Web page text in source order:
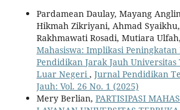
Pardamean Daulay, Mayang
Hikmah Zikriyani, Ahmad Syaikhu,
Rakhmawati Rosadi, Mutiara Ulfah,
Mahasiswa: Implikasi Peningkatan
Pendidikan Jarak Jauh
Luar Negeri , Jurnal Pendidikan
Jauh: Vol. 26 No. 1 (2025)
Mery Berlian, PARTISIPASI